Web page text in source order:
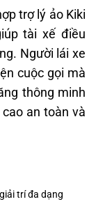
trợ lý ảo Kiki
tài xế điều
Người lái xe
cuộc gọi mà
thông minh
an toàn và